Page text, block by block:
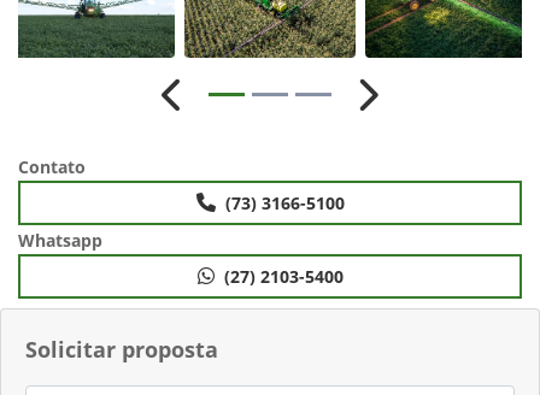
Solicitar proposta
Anterior Próximo
Contato
(73) 3166-5100
Whatsapp
(27) 2103-5400